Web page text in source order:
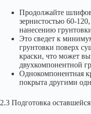
Продолжайте
зернистостью 60-
нанесению
Это сведет к
грунтовки поверх
краски, что может
двухкомпонентной
Однокомпонентная
покрыта другими
2.3 Подготовка